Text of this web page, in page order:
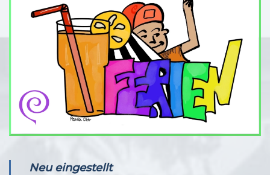
Neu eingestellt